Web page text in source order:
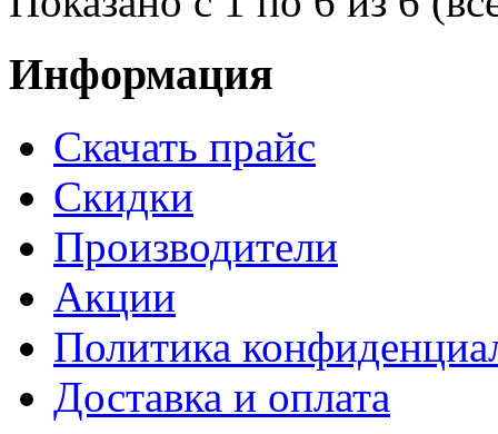
Информация
Cкачать прайс
Скидки
Производители
Акции
Политика
Доставка и оплата